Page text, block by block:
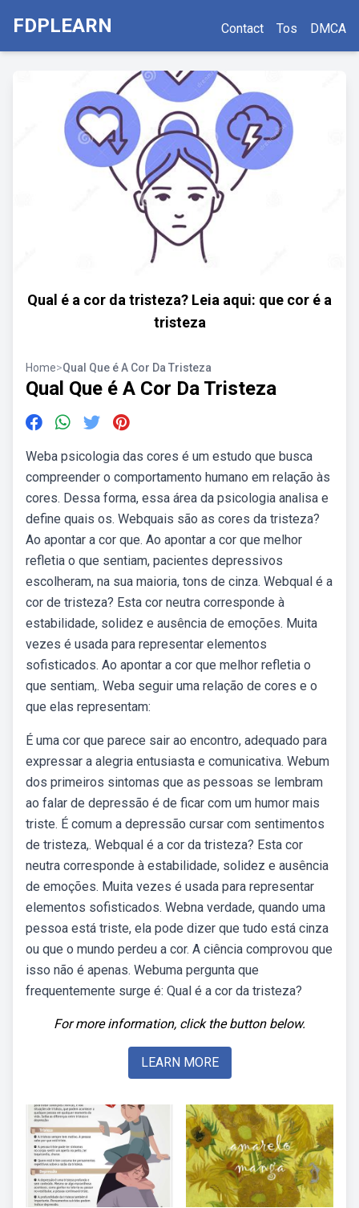
FDPLEARN Contact Tos DMCA
Qual é a cor da tristeza? Leia aqui: que cor é a
tristeza
Home>Qual Que é A Cor Da Tristeza
Qual Que é A Cor Da Tristeza
Weba psicologia das cores é um estudo que busca
compreender o comportamento humano em relação às
cores. Dessa forma, essa área da psicologia analisa e
define quais os. Webquais são as cores da tristeza?
Ao apontar a cor que. Ao apontar a cor que melhor
refletia o que sentiam, pacientes depressivos
escolheram, na sua maioria, tons de cinza. Webqual é a
cor de tristeza? Esta cor neutra corresponde à
estabilidade, solidez e ausência de emoções. Muita
vezes é usada para representar elementos
sofisticados. Ao apontar a cor que melhor refletia o
que sentiam,. Weba seguir uma relação de cores e o
que elas representam:
É uma cor que parece sair ao encontro, adequado para
expressar a alegria entusiasta e comunicativa. Webum
dos primeiros sintomas que as pessoas se lembram
ao falar de depressão é de ficar com um humor mais
triste. É comum a depressão cursar com sentimentos
de tristeza,. Webqual é a cor da tristeza? Esta cor
neutra corresponde à estabilidade, solidez e ausência
de emoções. Muita vezes é usada para representar
elementos sofisticados. Webna verdade, quando uma
pessoa está triste, ela pode dizer que tudo está cinza
ou que o mundo perdeu a cor. A ciência comprovou que
isso não é apenas. Webuma pergunta que
frequentemente surge é: Qual é a cor da tristeza?
For more information, click the button below.
LEARN MORE